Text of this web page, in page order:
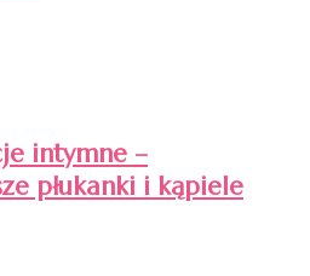
intymne –
płukanki i kąpiele